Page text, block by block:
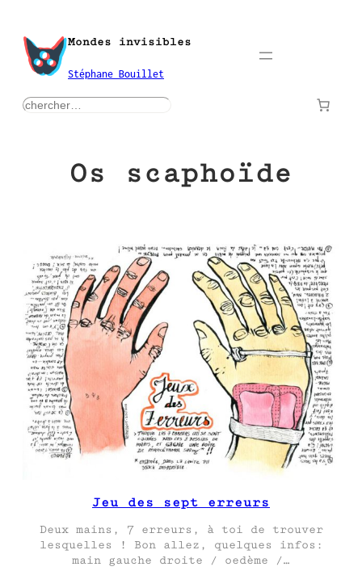
contenu
Mondes invisibles
Stéphane Bouillet
rechercher
Os scaphoïde
Jeu des sept erreurs
Deux mains, 7 erreurs, à toi de trouver
lesquelles ! Bon allez, quelques infos:
main gauche droite / oedème /…